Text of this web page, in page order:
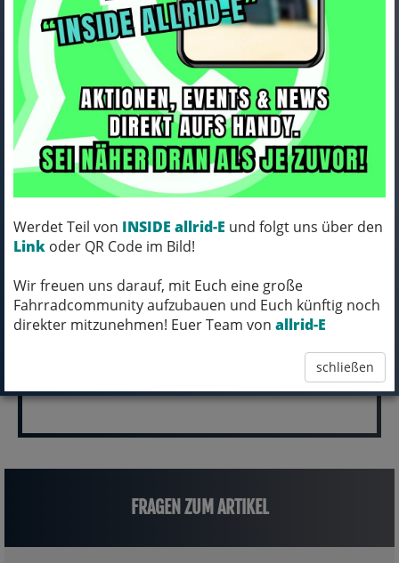
Werdet Teil von INSIDE allrid-E und folgt uns über den
Link oder QR Code im Bild!
Wir freuen uns darauf, mit Euch eine große
Fahrradcommunity aufzubauen und Euch künftig noch
direkter mitzunehmen! Euer Team von allrid-E
schließen
Corratec Allroad A1 Black,
Pink, Blue, Neon-Green 52cm
Art.Nr. BK31170-52C1B31
Farbe: Black, Pink, Blue, Neon-Green
Grösse: 52cm
KOMM´ VORBEI, MICH KANNST DU HABEN!
NORTORF
2.199,00 EUR
FRAGEN ZUM ARTIKEL